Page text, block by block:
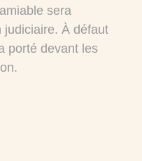
sera
judiciaire. À défaut
porté devant les